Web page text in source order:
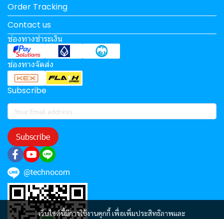
เว็บไซต์นี้มีการใช้งานคุกกี้ เพื่อเพิ่มประสิทธิภาพและ
Order Tracking
Contact us
ช่องทางชำระเงิน
ช่องทางจัดส่ง
Subscribe
Subscribe
@technocom